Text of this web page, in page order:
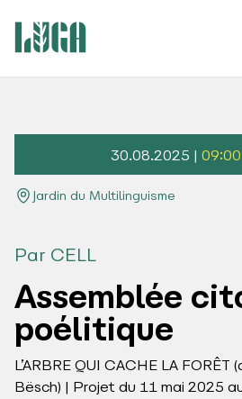
30.08.2025 |
Jardin du Multilinguisme
Par CELL
Assemblée
poélitique
L’ARBRE QUI CACHE LA
Bësch) | Projet du 11 mai 2025